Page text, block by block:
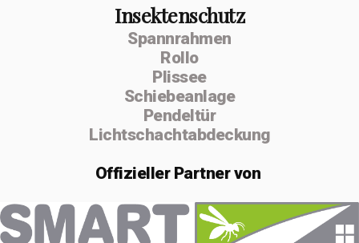
Insektenschutz
Spannrahmen
Rollo
Plissee
Schiebeanlage
Pendeltür
Lichtschachtabdeckung
OffiziellerPartner von